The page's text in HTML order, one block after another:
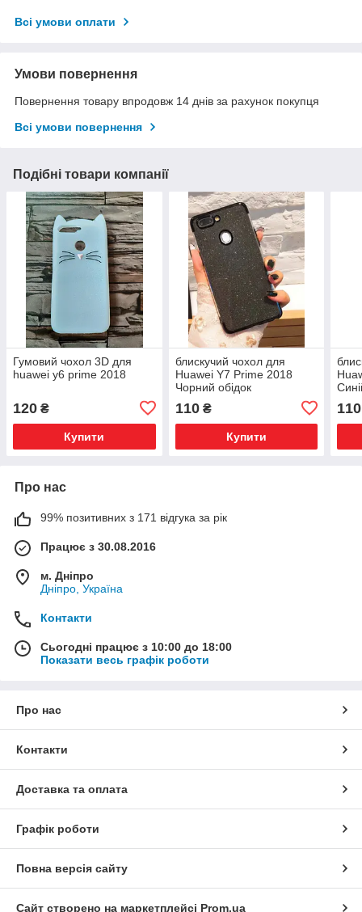
Всі умови оплати
Умови повернення
Повернення товару впродовж 14 днів за рахунок покупця
Всі умови повернення
Подібні товари компанії
Гумовий чохол 3D для
huawei y6 prime 2018
120 ₴
Купити
блискучий чохол для
Huawei Y7 Prime 2018
Чорний обідок
110₴
Купити
110
Про нас
99% позитивних з 171 відгука за рік
Працює з 30.08.2016
м. Дніпро
Дніпро, Україна
Контакти
Сьогодні працює з 10:00 до 18:00
Показати весь графік роботи
Про нас
Контакти
Доставка та оплата
Графік роботи
Повна версія сайту
Сайт створено на маркетплейсі Prom.ua